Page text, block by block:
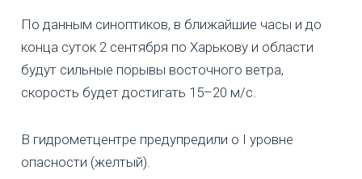
По данным синоптиков, в ближайшие часы и до
конца суток 2 сентября по Харькову и области
будут сильные порывы восточного ветра,
скорость будет достигать 15–20 м/c.
В гидрометцентре предупредили о I уровне
опасности (желтый).